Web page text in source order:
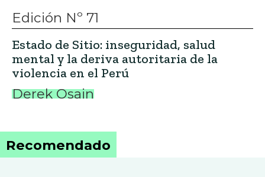
Edición Nº 71
Estado de Sitio: inseguridad, salud
mental y la deriva autoritaria de la
violencia en el Perú
Derek Osain
Recomendado